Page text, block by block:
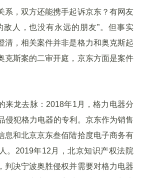
，双方还能携手起诉京东？有网友
敌人，也没有永远的朋友”。但事实
清，相关案件并非是格力和奥克斯起
克斯案的二审开庭，京东方面是案件
龙去脉：2018年1月，格力电器分
侵犯格力电器的专利。京东作为销售
息和北京京东叁佰陆拾度电子商务有
。2019年12月，北京知识产权法院
判决宁波奥胜侵权并需要对格力电器